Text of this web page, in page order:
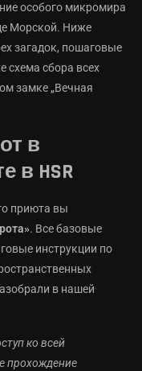
особого микромира
Морской. Ниже
загадок, пошаговые
схема сбора всех
замке „Вечная
в
в HSR
приюта вы
. Все базовые
инструкции по
в нашей
ко всей
прохождение